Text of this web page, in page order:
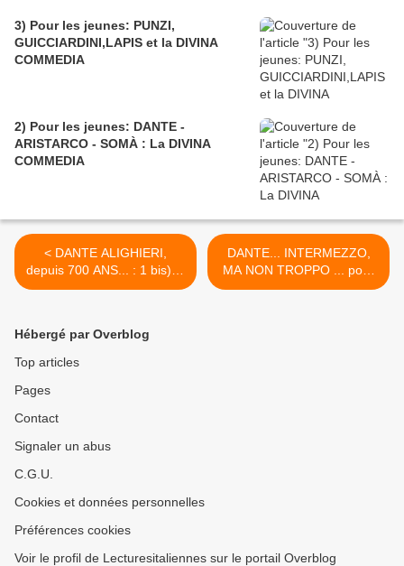
3) Pour les jeunes: PUNZI,
GUICCIARDINI,LAPIS et la DIVINA
COMMEDIA
2) Pour les jeunes: DANTE -
ARISTARCO - SOMÀ : La DIVINA
COMMEDIA
< DANTE ALIGHIERI,
depuis 700 ANS... : 1 bis) ...
pour "les grands", en italien.
DANTE... INTERMEZZO,
MA NON TROPPO ... pour
les enfants de 3 ans ??? >
Hébergé par Overblog
Top articles
Pages
Contact
Signaler un abus
C.G.U.
Cookies et données personnelles
Préférences cookies
Voir le profil de Lecturesitaliennes sur le portail Overblog